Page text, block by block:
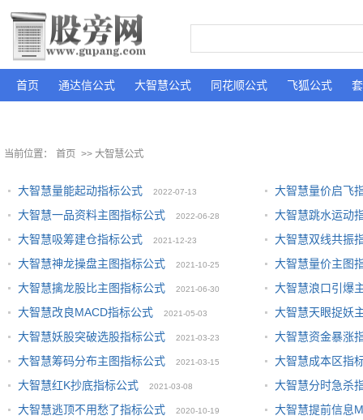
首页 通达信公式 大智慧公式 同花顺公式 飞狐公式
当前位置： 首页 >> 大智慧公式
大智慧量能起动指标公式 2022-07-13
大智慧量价启飞
大智慧一品资料主图指标公式
2022-06-28
大智慧跳水运动
大智慧吸筹建仓指标公式
2021-12-23
大智慧双线共振
大智慧神龙操盘主图指标公式
2021-10-25
大智慧量价主图
大智慧擒龙股比主图指标公式
2021-06-30
大智慧浪口引爆
大智慧改良MACD指标公式
2021-05-03
大智慧天眼捉妖
大智慧妖股突破选股指标公式
2021-03-23
大智慧资金暴涨
大智慧筹码分布主图指标公式
2021-03-15
大智慧成本区指
大智慧红K抄底指标公式
2021-03-08
大智慧分时急杀
大智慧逃顶不用愁了指标公式
2020-10-19
大智慧提前信息